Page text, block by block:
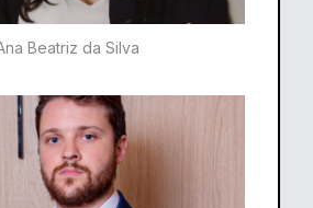
Beatriz da Silva